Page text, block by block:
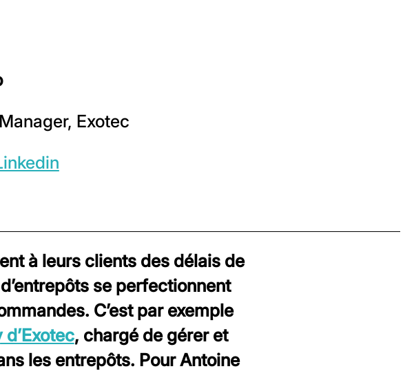
Exotec
à leurs clients des délais de
se perfectionnent
C’est par exemple
, chargé de gérer et
les entrepôts. Pour Antoine